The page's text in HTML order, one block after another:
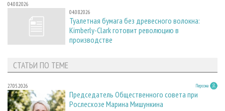
04.08.2026
04.08.2026
Туалетная бумага без древесного волокна:
Kimberly-Clark готовит революцию в
производстве
СТАТЬИ ПО ТЕМЕ
27.05.2026 Персона
Председатель Общественного совета при
Рослесхозе Марина Мишункина